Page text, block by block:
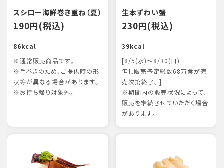
スシロー海鮮巻き重ね（夏）
190円(税込)
86kcal
※通常販売商品です。
※手巻きのため、ご提供時の形
状等が異なる場合があります。
※お持ち帰り対象外。
生本ずわい蟹
230円(税込)
39kcal
[8/5(水)～8/30(日)
但し販売予定総数68万食が完
売次第終了。]
※期間内の販売状況によって、
販売を継続させていただく場合
があります。